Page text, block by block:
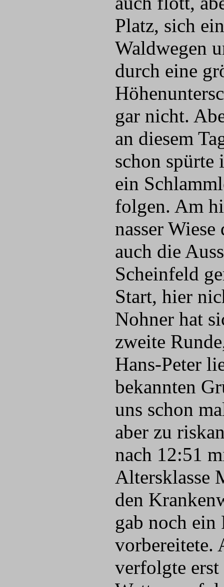
Platz, sich
Waldwegen
durch eine
gar nicht.
an diesem
schon spürte
ein
folgen. Am
nasser
auch die
Scheinfeld
Start, hier
Nohner hat
zweite
Hans-Peter
bekannten
uns schon
aber zu
nach 12:51
Altersklasse
den
gab noch ein
vorbereitete.
verfolgte erst